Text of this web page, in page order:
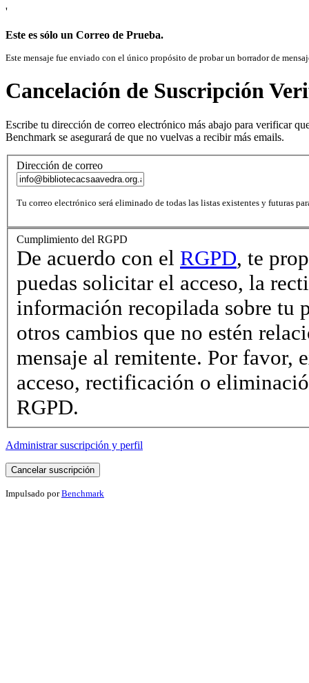
'
Este es sólo un Correo de Prueba.
Este mensaje fue enviado con el único propósito de probar un borrador de
Cancelación de Suscripción
Escribe tu dirección de correo electrónico más abajo para verificar
Benchmark se asegurará de que no vuelvas a recibir más emails.
Dirección de correo
Tu correo electrónico será eliminado de todas las listas existentes y futuras
Cumplimiento del RGPD
De acuerdo con el RGPD, te
puedas solicitar el acceso, la
información recopilada sobre tu
otros cambios que no estén
mensaje al remitente. Por favor,
acceso, rectificación o
RGPD.
Administrar suscripción y perfil
Impulsado porBenchmark